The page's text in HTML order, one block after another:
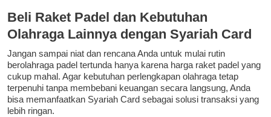
Beli Raket Padel dan Kebutuhan
Olahraga Lainnya dengan Syariah Card
Jangan sampai niat dan rencana Anda untuk mulai rutin
berolahraga padel tertunda hanya karena harga raket padel yang
cukup mahal. Agar kebutuhan perlengkapan olahraga tetap
terpenuhi tanpa membebani keuangan secara langsung, Anda
bisa memanfaatkan Syariah Card sebagai solusi transaksi yang
lebih ringan.